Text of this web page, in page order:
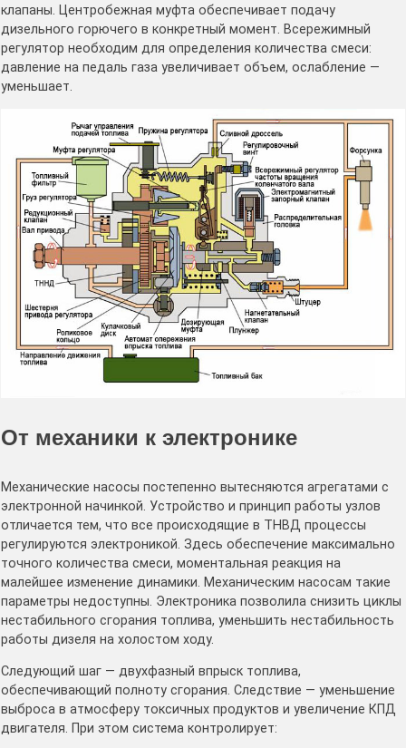
клапаны. Центробежная муфта обеспечивает подачу
дизельного горючего в конкретный момент. Всережимный
регулятор необходим для определения количества смеси:
давление на педаль газа увеличивает объем, ослабление —
уменьшает.
От механики к электронике
Механические насосы постепенно вытесняются агрегатами с
электронной начинкой. Устройство и принцип работы узлов
отличается тем, что все происходящие в ТНВД процессы
регулируются электроникой. Здесь обеспечение максимально
точного количества смеси, моментальная реакция на
малейшее изменение динамики. Механическим насосам такие
параметры недоступны. Электроника позволила снизить циклы
нестабильного сгорания топлива, уменьшить нестабильность
работы дизеля на холостом ходу.
Следующий шаг — двухфазный впрыск топлива,
обеспечивающий полноту сгорания. Следствие — уменьшение
выброса в атмосферу токсичных продуктов и увеличение КПД
двигателя. При этом система контролирует: